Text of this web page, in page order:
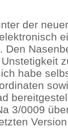
der
Den
habe
3/0009